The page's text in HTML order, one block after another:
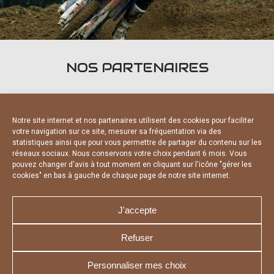
Notre site internet et nos partenaires utilisent des cookies pour faciliter
votre navigation sur ce site, mesurer sa fréquentation via des
statistiques ainsi que pour vous permettre de partager du contenu sur les
réseaux sociaux. Nous conservons votre choix pendant 6 mois. Vous
pouvez changer d'avis à tout moment en cliquant sur l'icône "gérer les
cookies" en bas à gauche de chaque page de notre site internet.
J'accepte
Refuser
Personnaliser mes choix
NOS PARTENAIRES
PARTENAIRES OFFICIELS
NOUS CONTACTER
MENTIONS LÉGALES
CHARTE DE CONFIDENTIALITÉ
DÉCLARATION DE CONFIDENTIALITÉ